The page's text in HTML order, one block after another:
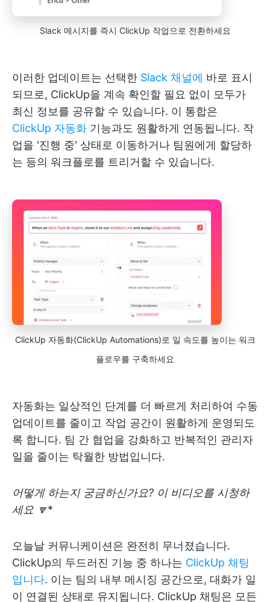
Slack 메시지를 즉시 ClickUp 작업으로 전환하세요
이러한 업데이트는 선택한 Slack 채널에 바로 표시
되므로, ClickUp을 계속 확인할 필요 없이 모두가
최신 정보를 공유할 수 있습니다. 이 통합은
ClickUp 자동화 기능과도 원활하게 연동됩니다. 작
업을 '진행 중' 상태로 이동하거나 팀원에게 할당하
는 등의 워크플로를 트리거할 수 있습니다.
ClickUp 자동화(ClickUp Automations)로 일 속도를 높이는 워크
플로우를 구축하세요
자동화는 일상적인 단계를 더 빠르게 처리하여 수동
업데이트를 줄이고 작업 공간이 원활하게 운영되도
록 합니다. 팀 간 협업을 강화하고 반복적인 관리자
일을 줄이는 탁월한 방법입니다.
어떻게 하는지 궁금하신가요? 이 비디오를 시청하
세요 🔽*
오늘날 커뮤니케이션은 완전히 무너졌습니다.
ClickUp의 두드러진 기능 중 하나는 ClickUp 채팅
입니다. 이는 팀의 내부 메시징 공간으로, 대화가 일
이 연결된 상태로 유지됩니다. ClickUp 채팅은 모든